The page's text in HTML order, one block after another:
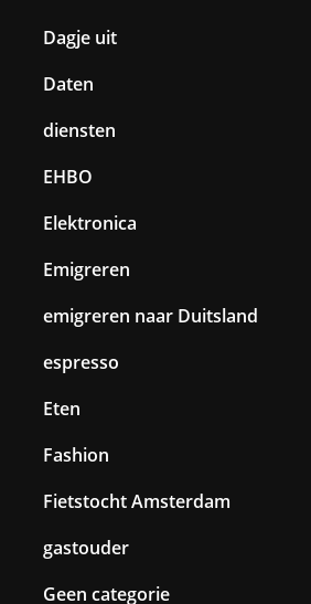
Dagje uit
Daten
diensten
EHBO
Elektronica
Emigreren
emigreren naar Duitsland
espresso
Eten
Fashion
Fietstocht Amsterdam
gastouder
Geen categorie